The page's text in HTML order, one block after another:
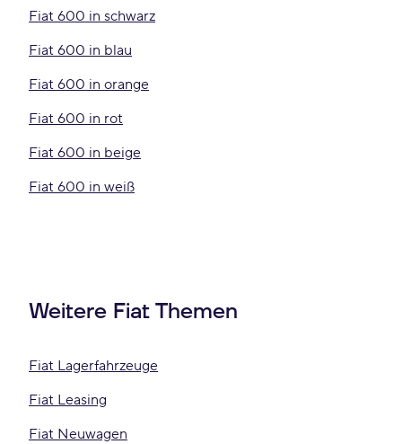
Fiat 600 in schwarz
Fiat 600 in blau
Fiat 600 in orange
Fiat 600 in rot
Fiat 600 in beige
Fiat 600 in weiß
Weitere Fiat Themen
Fiat Lagerfahrzeuge
Fiat Leasing
Fiat Neuwagen